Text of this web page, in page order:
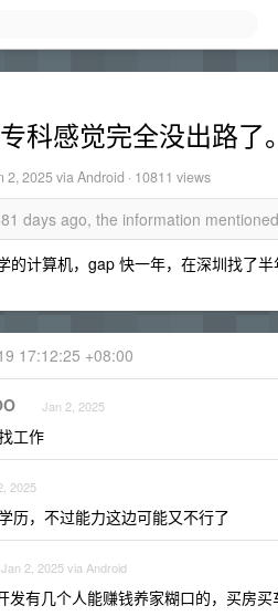
科感觉完全没出路了。
2, 2025via Android · 10811 views
days ago, the information
的计算机，gap 快一年，在深圳找了
17:12:25 +08:00
Jan 2, 2025
工作
2025
历，不过能力这边可能又不行了
Jan 2, 2025 via Android
发有几个人能赚钱养家糊口的，买房买